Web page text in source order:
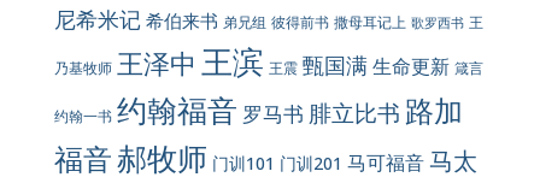
尼希米记 希伯来书 弟兄组 彼得前书 撒母耳记上 歌罗西书 王
乃基牧师 王泽中 王滨 王震 甄国满生命更新 箴言
约翰一书 约翰福音 罗马书 腓立比书 路加
福音郝牧师 门训101 门训201 马可福音马太